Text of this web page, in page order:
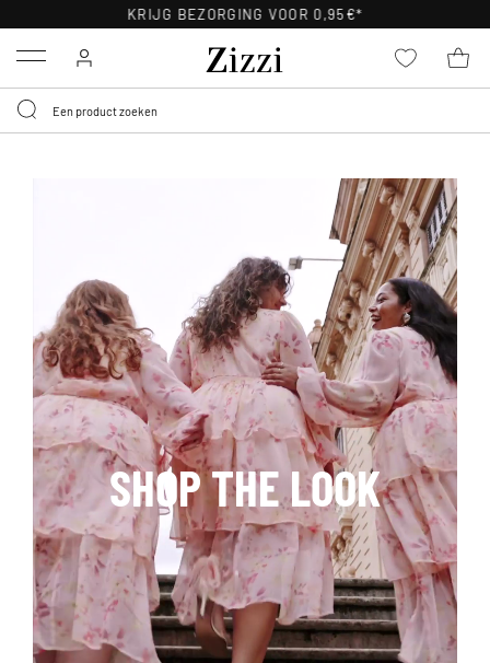
30 DAGEN GRATIS RETOURNEREN VOOR LEDEN
Menu
SHOP THE LOOK